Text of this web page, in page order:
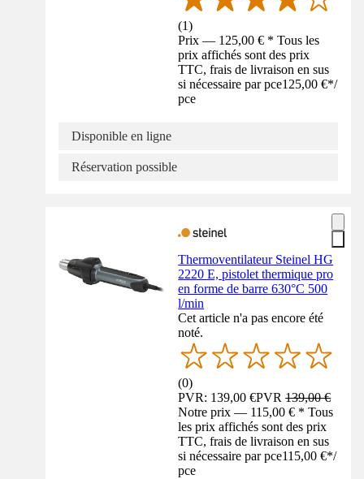
(1)
Prix — 125,00 € * Tous les
prix affichés sont des prix
TTC, frais de livraison en sus
si nécessaire par pce125,00 €*/
pce
Disponible en ligne
Réservation possible
Thermoventilateur Steinel HG
2220 E, pistolet thermique pro
en forme de barre 630°C 500
l/min
Cet article n'a pas encore été
noté.
(0)
PVR: 139,00 €PVR139,00 €
Notre prix — 115,00 € * Tous
les prix affichés sont des prix
TTC, frais de livraison en sus
si nécessaire par pce115,00 €*/
pce